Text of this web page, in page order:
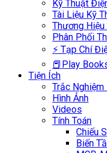
Kỹ Thuật
Tài Liệu Kỹ
Thương
Phân Phối
⚡ Tạp Chí
📕Play
Tiện Ích
Trắc
Hình Ảnh
Videos
Tính Toán
Chiếu
Biến